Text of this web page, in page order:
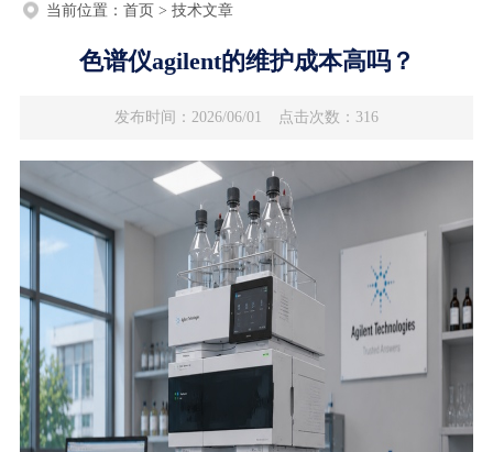
当前位置： 首页> 技术文章
色谱仪agilent的维护成本高吗？
发布时间：2026/06/01 点击次数：316